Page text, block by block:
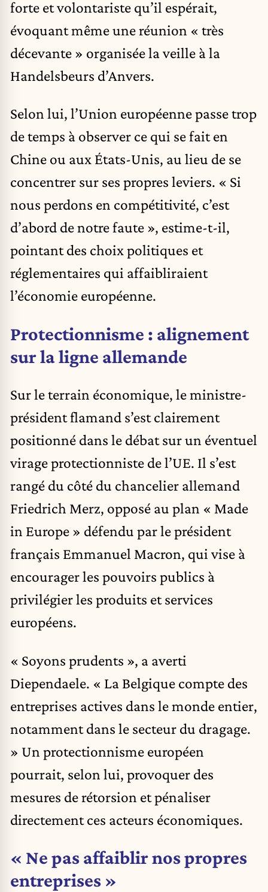
forte et volontariste qu’il espérait,
évoquant même une réunion « très
décevante » organisée la veille à la
Handelsbeurs d’Anvers.
Selon lui, l’Union européenne passe trop
de temps à observer ce qui se fait en
Chine ou aux États-Unis, au lieu de se
concentrer sur ses propres leviers. « Si
nous perdons en compétitivité, c’est
d’abord de notre faute », estime-t-il,
pointant des choix politiques et
réglementaires qui affaibliraient
l’économie européenne.
Protectionnisme : alignement
sur la ligne allemande
Sur le terrain économique, le ministre-
président flamand s’est clairement
positionné dans le débat sur un éventuel
virage protectionniste de l’UE. Il s’est
rangé du côté du chancelier allemand
Friedrich Merz, opposé au plan « Made
in Europe » défendu par le président
français Emmanuel Macron, qui vise à
encourager les pouvoirs publics à
privilégier les produits et services
européens.
« Soyons prudents », a averti
Diependaele. « La Belgique compte des
entreprises actives dans le monde entier,
notamment dans le secteur du dragage.
» Un protectionnisme européen
pourrait, selon lui, provoquer des
mesures de rétorsion et pénaliser
directement ces acteurs économiques.
« Ne pas affaiblir nos propres
entreprises »